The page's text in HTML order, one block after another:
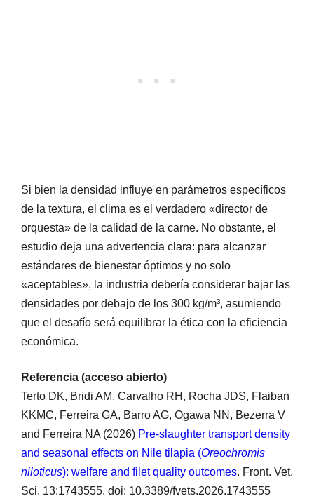
Si bien la densidad influye en parámetros específicos
de la textura, el clima es el verdadero «director de
orquesta» de la calidad de la carne. No obstante, el
estudio deja una advertencia clara: para alcanzar
estándares de bienestar óptimos y no solo
«aceptables», la industria debería considerar bajar las
densidades por debajo de los 300 kg/m³, asumiendo
que el desafío será equilibrar la ética con la eficiencia
económica.
Referencia (acceso abierto)
Terto DK, Bridi AM, Carvalho RH, Rocha JDS, Flaiban
KKMC, Ferreira GA, Barro AG, Ogawa NN, Bezerra V
and Ferreira NA (2026) Pre-slaughter transport density
and seasonal effects on Nile tilapia (Oreochromis
niloticus): welfare and filet quality outcomes. Front. Vet.
Sci. 13:1743555. doi: 10.3389/fvets.2026.1743555